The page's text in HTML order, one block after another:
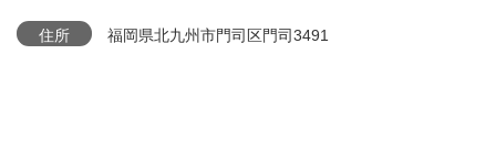
住所 福岡県北九州市門司区門司3491